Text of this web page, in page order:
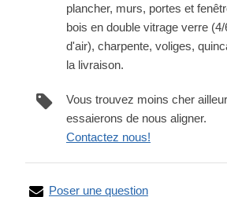
plancher, murs, portes et
bois en double vitrage verre
d'air), charpente, voliges,
la livraison.
Vous trouvez moins cher
essaierons de nous aligner.
Contactez nous!
Poser une question